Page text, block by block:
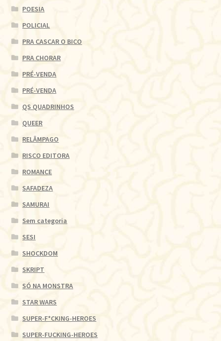
POESIA
POLICIAL
PRA CASCAR O BICO
PRA CHORAR
PRÉ-VENDA
PRÉ-VENDA
QS QUADRINHOS
QUEER
RELÂMPAGO
RISCO EDITORA
ROMANCE
SAFADEZA
SAMURAI
Sem categoria
SESI
SHOCKDOM
SKRIPT
SÓ NA MONSTRA
STAR WARS
SUPER-F*CKING-HEROES
SUPER-FUCKING-HEROES